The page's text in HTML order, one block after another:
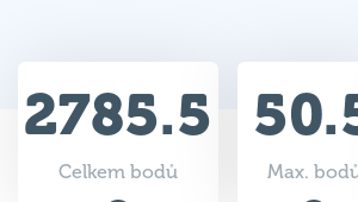
2785.5
Celkem bodů Max.